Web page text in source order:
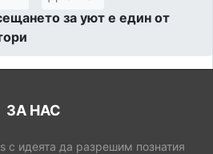
за уют е един от
ЗА НАС
с идеята да разрешим познатия